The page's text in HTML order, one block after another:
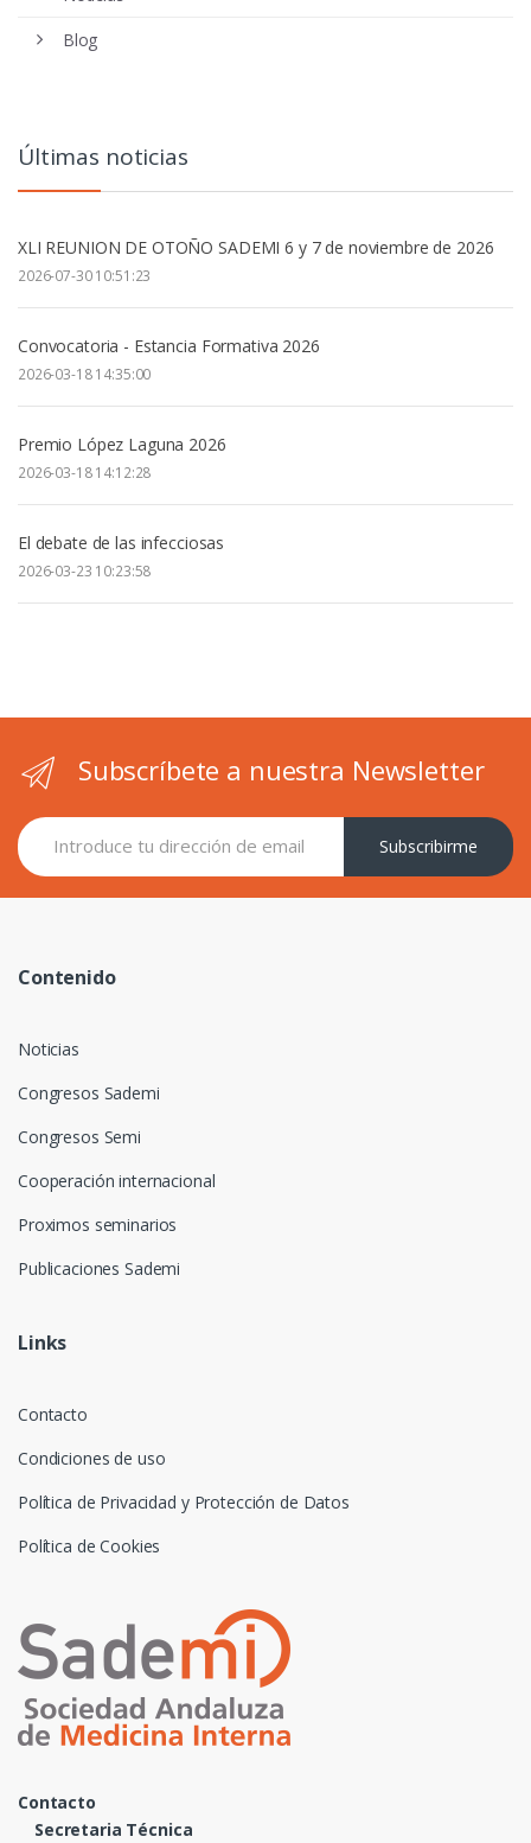
Blog
Últimas noticias
XLI REUNION DE OTOÑO SADEMI 6 y 7 de noviembre de 2026
2026-07-30 10:51:23
Convocatoria - Estancia Formativa 2026
2026-03-18 14:35:00
Premio López Laguna 2026
2026-03-18 14:12:28
El debate de las infecciosas
2026-03-23 10:23:58
Subscríbete a nuestra Newsletter
Subscribirme
Contenido
Noticias
Congresos Sademi
Congresos Semi
Cooperación internacional
Proximos seminarios
Publicaciones Sademi
Links
Contacto
Condiciones de uso
Política de Privacidad y Protección de Datos
Política de Cookies
Contacto
Secretaria Técnica